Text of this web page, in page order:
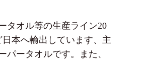
タオル等の生産ライン20
本へ輸出しています、主
パータオルです。また、